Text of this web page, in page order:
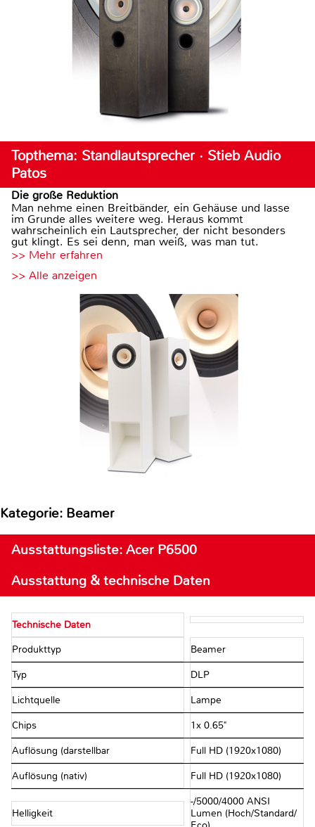
Topthema: Standlautsprecher · Stieb Audio
Patos
Die große Reduktion
Man nehme einen Breitbänder, ein Gehäuse und lasse
im Grunde alles weitere weg. Heraus kommt
wahrscheinlich ein Lautsprecher, der nicht besonders
gut klingt. Es sei denn, man weiß, was man tut.
>> Mehr erfahren
>> Alle anzeigen
Kategorie: Beamer
Ausstattungsliste: Acer P6500
Ausstattung & technische Daten
Technische Daten
Produkttyp Beamer
Typ DLP
Lichtquelle Lampe
Chips 1x 0.65"
Auflösung (darstellbar Full HD (1920x1080)
Auflösung (nativ) Full HD (1920x1080)
Helligkeit
-/​5000/​4000 ANSI
Lumen (Hoch/​Standard/​